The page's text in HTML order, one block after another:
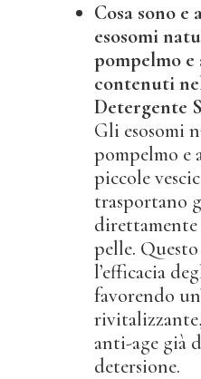
Cosa sono e
esosomi
pompelmo
contenuti
Detergente
Gli esosomi
pompelmo e
piccole
trasportano
pelle.
l’efficacia
favorendo
anti-age già
detersione.